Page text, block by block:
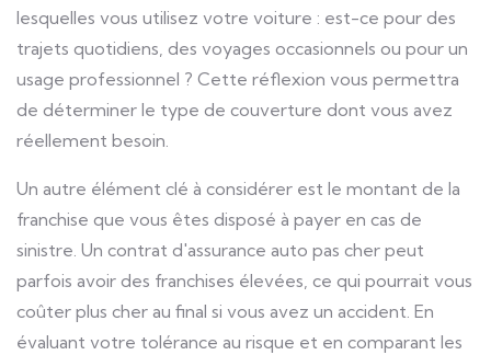
lesquelles vous utilisez votre voiture : est-ce pour des
trajets quotidiens, des voyages occasionnels ou pour un
usage professionnel ? Cette réflexion vous permettra
de déterminer le type de couverture dont vous avez
réellement besoin.
Un autre élément clé à considérer est le montant de la
franchise que vous êtes disposé à payer en cas de
sinistre. Un contrat d'assurance auto pas cher peut
parfois avoir des franchises élevées, ce qui pourrait vous
coûter plus cher au final si vous avez un accident. En
évaluant votre tolérance au risque et en comparant les